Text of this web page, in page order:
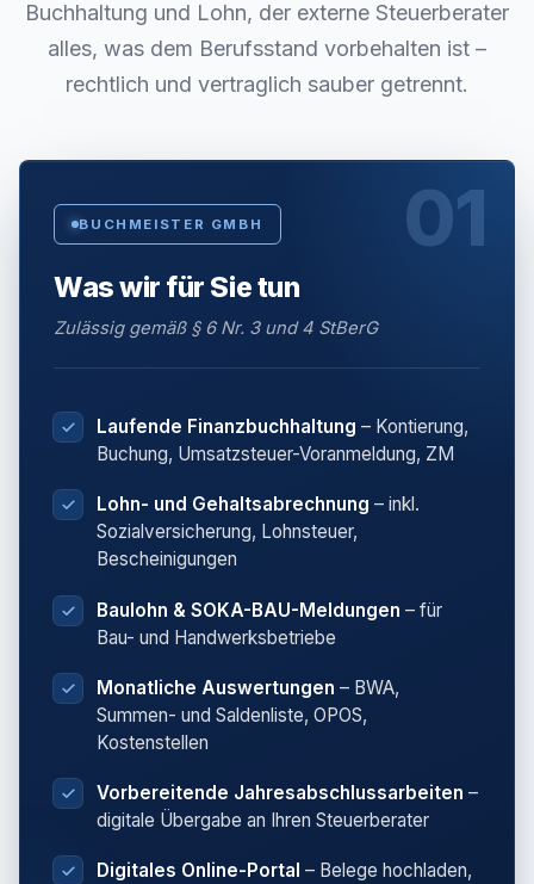
Buchhaltung und Lohn, der externe Steuerberater
alles, was dem Berufsstand vorbehalten ist –
rechtlich und vertraglich sauber getrennt.
01
BUCHMEISTER GMBH
Was wir für Sie tun
Zulässig gemäß § 6 Nr. 3 und 4 StBerG
Laufende Finanzbuchhaltung – Kontierung,
Buchung, Umsatzsteuer-Voranmeldung, ZM
Lohn- und Gehaltsabrechnung – inkl.
Sozialversicherung, Lohnsteuer,
Bescheinigungen
Baulohn & SOKA-BAU-Meldungen – für
Bau- und Handwerksbetriebe
Monatliche Auswertungen – BWA,
Summen- und Saldenliste, OPOS,
Kostenstellen
Vorbereitende Jahresabschlussarbeiten –
digitale Übergabe an Ihren Steuerberater
Digitales Online-Portal – Belege hochladen,